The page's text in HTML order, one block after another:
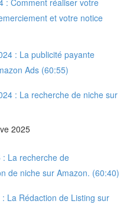
et votre notice
: La publicité payante
Ads (60:55)
: La recherche de niche sur
2025
La recherche de
de niche sur Amazon. (60:40)
La Rédaction de Listing sur